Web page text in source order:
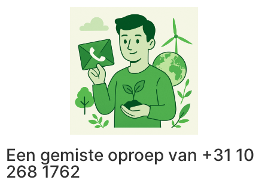
Een gemiste oproep van +31 10
268 1762